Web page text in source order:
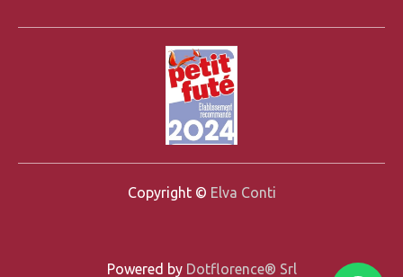
Copyright © Elva Conti
Powered by Dotflorence® Srl